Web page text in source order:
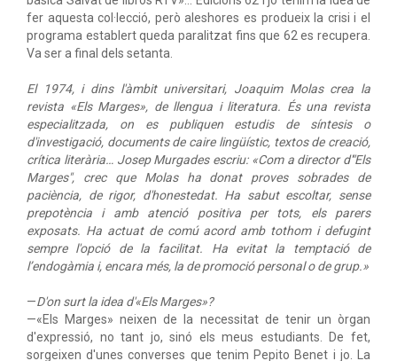
fer aquesta col·lecció, però aleshores es produeix la crisi i el
programa establert queda paralitzat fins que 62 es recupera.
Va ser a final dels setanta.
El 1974, i dins l'àmbit universitari, Joaquim Molas crea la
revista «Els Marges», de llengua i literatura. És una revista
especialitzada, on es publiquen estudis de síntesis o
d'investigació, documents de caire lingüístic, textos de creació,
crítica literària… Josep Murgades escriu: «Com a director d'"Els
Marges", crec que Molas ha donat proves sobrades de
paciència, de rigor, d'honestedat. Ha sabut escoltar, sense
prepotència i amb atenció positiva per tots, els parers
exposats. Ha actuat de comú acord amb tothom i defugint
sempre l'opció de la facilitat. Ha evitat la temptació de
l’endogàmia i, encara més, la de promoció personal o de grup.»
—D'on surt la idea d'«Els Marges»?
—«Els Marges» neixen de la necessitat de tenir un òrgan
d'expressió, no tant jo, sinó els meus estudiants. De fet,
sorgeixen d'unes converses que tenim Pepito Benet i jo. La